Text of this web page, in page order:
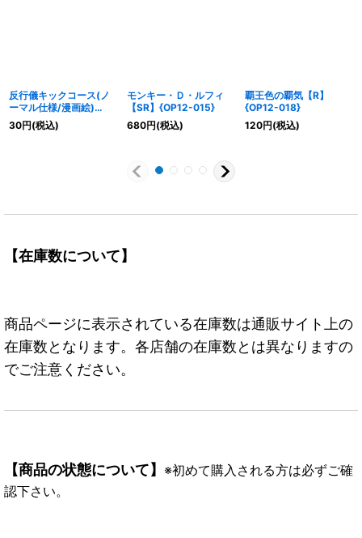
反行儀キックコース(ノ
ーマル仕様/漫画絵)
【R】{OP04-016}
30円(税込)
モンキー・Ｄ・ルフィ
【SR】{OP12-015}
680円(税込)
覇王色の覇気【R】
{OP12-018}
120円(税込)
【在庫数について】
商品ページに表示されている在庫数は通販サイト上の
在庫数となります。各店舗の在庫数とは異なりますの
でご注意ください。
【商品の状態について】 ※初めて購入される方は必ずご確
認下さい。